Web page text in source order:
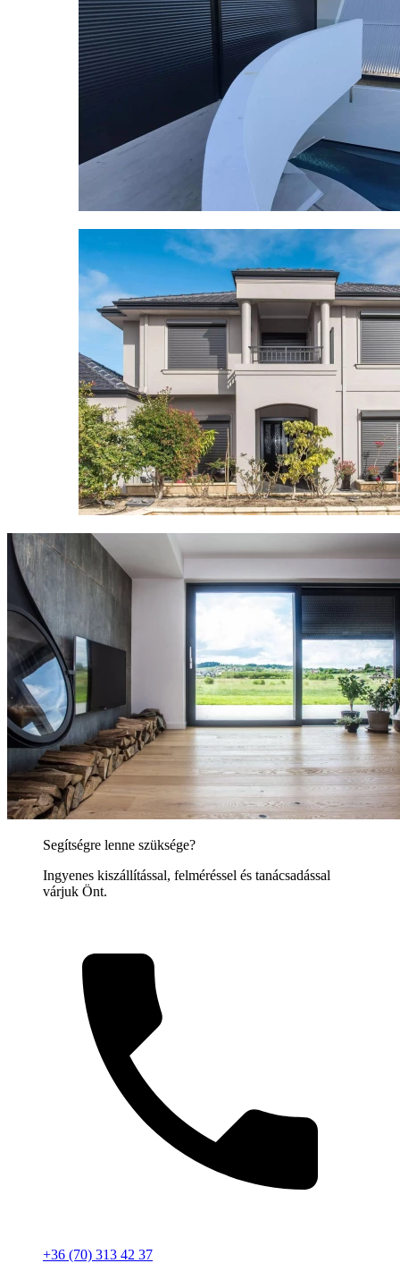
Segítségre lenne szüksége?
Ingyenes kiszállítással, felméréssel és tanácsadással
várjuk Önt.
+36 (70) 313 42 37